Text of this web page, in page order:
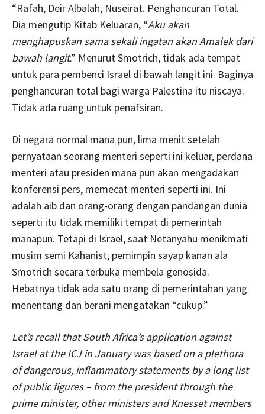
“Rafah, Deir Albalah, Nuseirat. Penghancuran Total.
Dia mengutip Kitab Keluaran, “Aku akan
menghapuskan sama sekali ingatan akan Amalek dari
bawah langit.” Menurut Smotrich, tidak ada tempat
untuk para pembenci Israel di bawah langit ini. Baginya
penghancuran total bagi warga Palestina itu niscaya.
Tidak ada ruang untuk penafsiran.
Di negara normal mana pun, lima menit setelah
pernyataan seorang menteri seperti ini keluar, perdana
menteri atau presiden mana pun akan mengadakan
konferensi pers, memecat menteri seperti ini. Ini
adalah aib dan orang-orang dengan pandangan dunia
seperti itu tidak memiliki tempat di pemerintah
manapun. Tetapi di Israel, saat Netanyahu menikmati
musim semi Kahanist, pemimpin sayap kanan ala
Smotrich secara terbuka membela genosida.
Hebatnya tidak ada satu orang di pemerintahan yang
menentang dan berani mengatakan “cukup.”
Let’s recall that South Africa’s application against
Israel at the ICJ in January was based on a plethora
of dangerous, inflammatory statements by a long list
of public figures – from the president through the
prime minister, other ministers and Knesset members